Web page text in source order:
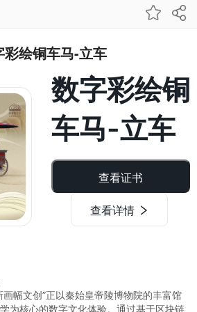
彩绘铜车马-立车
数字彩绘铜
车马-立车
查看证书
查看详情
幅文创”正以秦始皇帝陵博物院的丰富馆
为核心的数字文化体验。通过基于区块链